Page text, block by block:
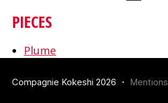
PIECES
Plume
Compagnie Kokeshi 2026 ・